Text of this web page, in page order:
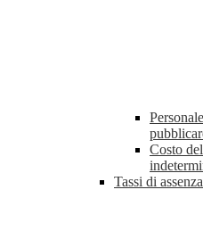
Costo
Tassi di assenza